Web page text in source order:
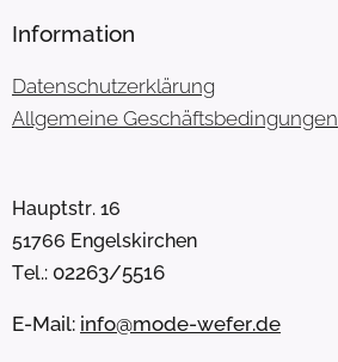
Information
Datenschutzerklärung
Allgemeine Geschäftsbedingungen
Hauptstr. 16
51766 Engelskirchen
Tel.: 02263/5516
E-Mail: info@mode-wefer.de